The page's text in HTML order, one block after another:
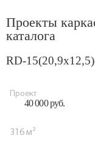
Проекты
каталога
RD-
Проект
40 000 руб.
316 м²